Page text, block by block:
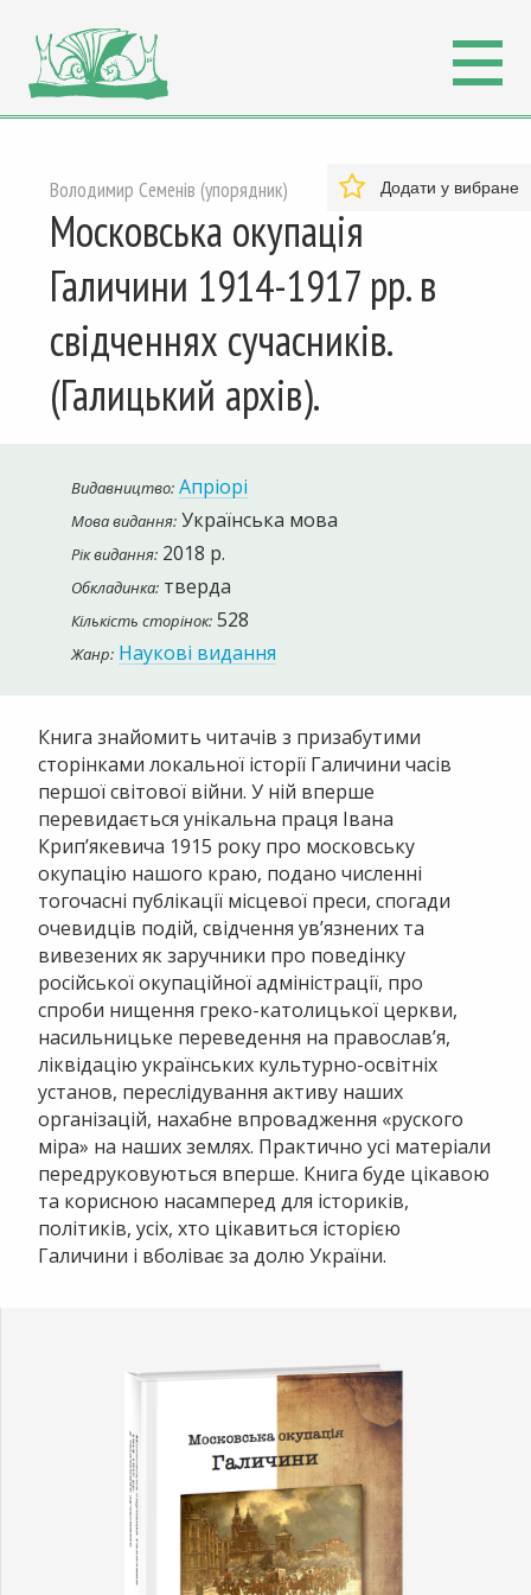
Володимир Семенів (упорядник)
Московська окупація
Галичини 1914-1917 рр. в
свідченнях сучасників.
(Галицький архів).
Додати у вибране
Видавництво: Апріорі
Мова видання: Українська мова
Рік видання: 2018 р.
Обкладинка: тверда
Кількість сторінок: 528
Жанр: Наукові видання
Книга знайомить читачів з призабутими
сторінками локальної історії Галичини часів
першої світової війни. У ній вперше
перевидається унікальна праця Івана
Крип’якевича 1915 року про московську
окупацію нашого краю, подано численні
тогочасні публікації місцевої преси, спогади
очевидців подій, свідчення ув’язнених та
вивезених як заручники про поведінку
російської окупаційної адміністрації, про
спроби нищення греко-католицької церкви,
насильницьке переведення на православ’я,
ліквідацію українських культурно-освітніх
установ, переслідування активу наших
організацій, нахабне впровадження «руского
міра» на наших землях. Практично усі матеріали
передруковуються вперше. Книга буде цікавою
та корисною насамперед для істориків,
політиків, усіх, хто цікавиться історією
Галичини і вболіває за долю України.